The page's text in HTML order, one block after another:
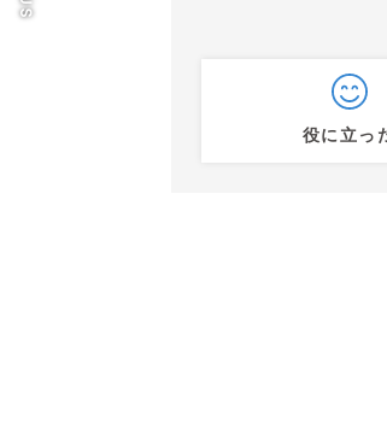
役に立っ